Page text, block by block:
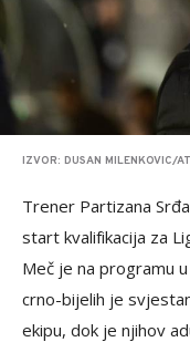
IZVOR: DUSAN MILENKOVIC/
Trener Partizana
start kvalifikacija za
Meč je na programu
crno-bijelih je
ekipu, dok je njihov